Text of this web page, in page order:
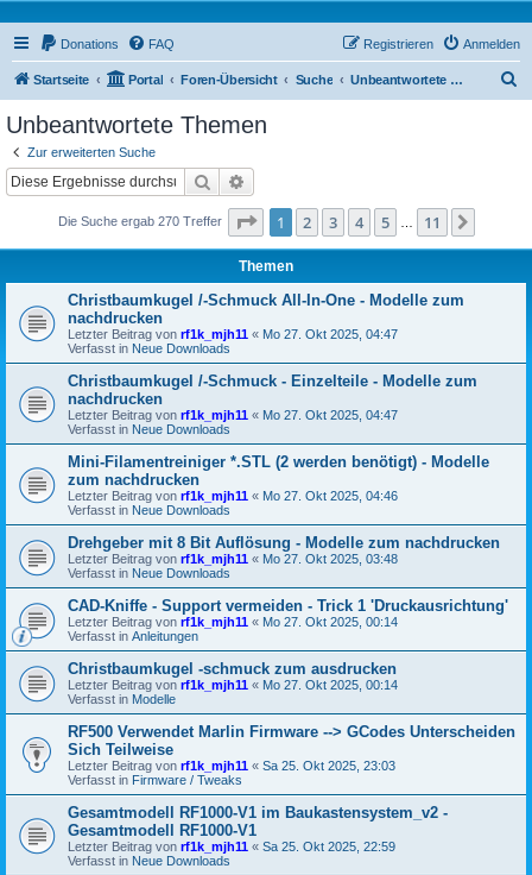
Donations FAQ Anmelden
Registrieren
Startseite Portal Foren-Übersicht Suche Unbeantwortete Themen
Unbeantwortete Themen
Zur erweiterten Suche
Suche
Die Suche ergab 270 Treffer Seite 1von 11
1 2 3 4 5 11
Themen
Christbaumkugel /-Schmuck All-In-One - Modelle zum
nachdrucken
Letzter Beitrag von rf1k_mjh11 « Mo 27. Okt 2025, 04:47
Verfasst in Neue Downloads
Christbaumkugel /-Schmuck - Einzelteile - Modelle zum
nachdrucken
Letzter Beitrag von rf1k_mjh11 « Mo 27. Okt 2025, 04:47
Verfasst in Neue Downloads
Mini-Filamentreiniger *.STL (2 werden benötigt) - Modelle
zum nachdrucken
Letzter Beitrag von rf1k_mjh11 « Mo 27. Okt 2025, 04:46
Verfasst in Neue Downloads
Drehgeber mit 8 Bit Auflösung - Modelle zum nachdrucken
Letzter Beitrag von rf1k_mjh11 « Mo 27. Okt 2025, 03:48
Verfasst in Neue Downloads
CAD-Kniffe - Support vermeiden - Trick 1 'Druckausrichtung'
Letzter Beitrag von rf1k_mjh11 « Mo 27. Okt 2025, 00:14
Verfasst in Anleitungen
Christbaumkugel -schmuck zum ausdrucken
Letzter Beitrag von rf1k_mjh11 « Mo 27. Okt 2025, 00:14
Verfasst in Modelle
RF500 Verwendet Marlin Firmware --> GCodes Unterscheiden
Sich Teilweise
Letzter Beitrag von rf1k_mjh11 « Sa 25. Okt 2025, 23:03
Verfasst in Firmware / Tweaks
Gesamtmodell RF1000-V1 im Baukastensystem_v2 -
Gesamtmodell RF1000-V1
Letzter Beitrag von rf1k_mjh11 « Sa 25. Okt 2025, 22:59
Verfasst in Neue Downloads